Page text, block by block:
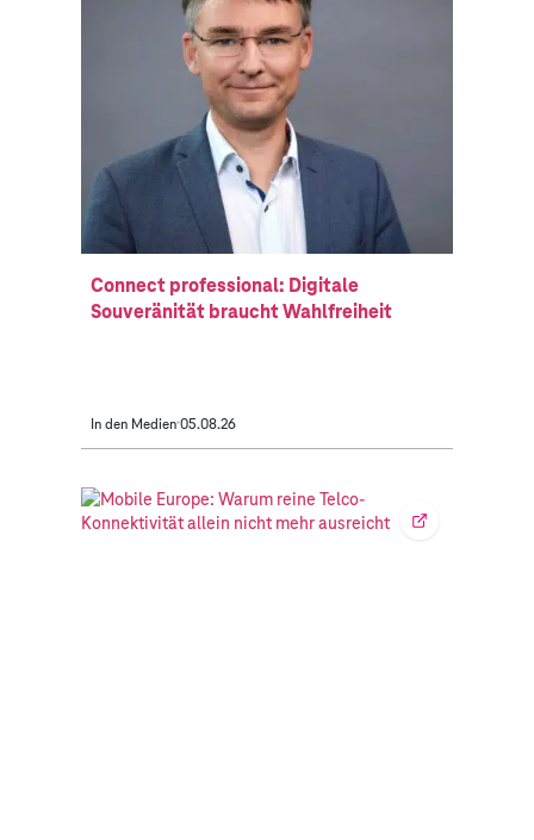
Connect professional: Digitale
Souveränität braucht Wahlfreiheit
In den Medien 05.08.26